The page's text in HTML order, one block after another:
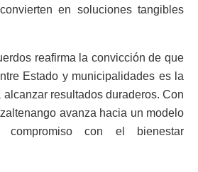
en soluciones tangibles
reafirma la convicción de que
Estado y municipalidades es la
resultados duraderos. Con
avanza hacia un modelo
con el bienestar